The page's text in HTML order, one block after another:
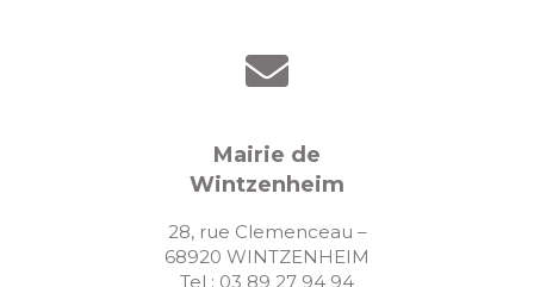
Mairie de
Wintzenheim
28, rue Clemenceau –
68920 WINTZENHEIM
Tel : 03 89 27 94 94